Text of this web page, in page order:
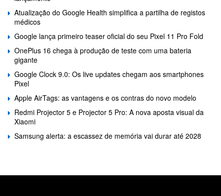
Atualização do Google Health simplifica a partilha de registos
médicos
Google lança primeiro teaser oficial do seu Pixel 11 Pro Fold
OnePlus 16 chega à produção de teste com uma bateria
gigante
Google Clock 9.0: Os live updates chegam aos smartphones
Pixel
Apple AirTags: as vantagens e os contras do novo modelo
Redmi Projector 5 e Projector 5 Pro: A nova aposta visual da
Xiaomi
Samsung alerta: a escassez de memória vai durar até 2028